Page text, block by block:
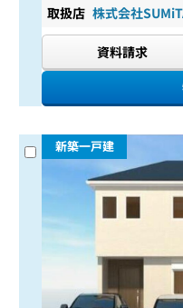
取扱店 株式会社
資料請求
新築一戸建